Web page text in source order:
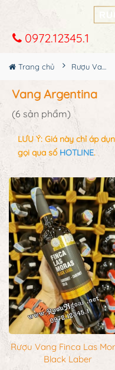
0972.12345.1
Trang chủ Rượu Vang
Vang Argentina
(6 sản phẩm)
LƯU Ý: Giá này chỉ áp
gọi qua số HOTLINE.
Rượu Vang Finca Las
Black Laber